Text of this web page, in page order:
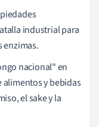
industrial para
enzimas.
nacional" en
y bebidas
el sake y la